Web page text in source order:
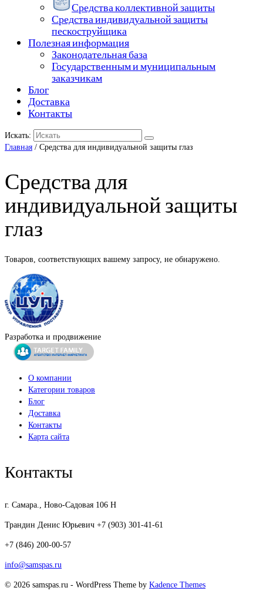
Средства коллективной защиты
Средства индивидуальной защиты
пескоструйщика
Полезная информация
Законодательная база
Государственным и муниципальным
заказчикам
Блог
Доставка
Контакты
Искать:
Главная / Средства для индивидуальной защиты глаз
Средства для
индивидуальной защиты
глаз
Товаров, соответствующих вашему запросу, не обнаружено.
Разработка и продвижение
О компании
Категории товаров
Блог
Доставка
Контакты
Карта сайта
Контакты
г. Самара., Ново-Садовая 106 Н
Трандин Денис Юрьевич +7 (903) 301-41-61
+7 (846) 200-00-57
info@samspas.ru
© 2026 samspas.ru - WordPress Theme by Kadence Themes